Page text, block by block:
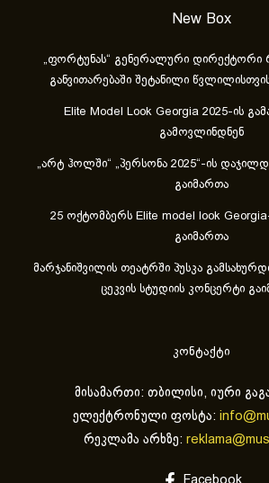
New Box
„ფორტუნას“ გენერალური დირექტორი
განვითარებაში შეტანილი
Elite Model Look Georgia 2025-ის
გამოვლინდნენ
„არტ ჰოლში“ „პერსონა 2025“-ის
გაიმართა
25 ოქტომბერს Elite model look
გაიმართა
მარჯანიშვილის თეატრში პუსკა
ცეკვის სტუდიის კონცერტი
კონტაქტი
მისამართი: თბილისი, იური
ელექტრონული ფოსტა:
რეკლამა არხზე:
Facebook